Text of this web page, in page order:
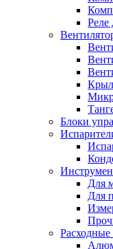
Реле
Блоки
Для
Для